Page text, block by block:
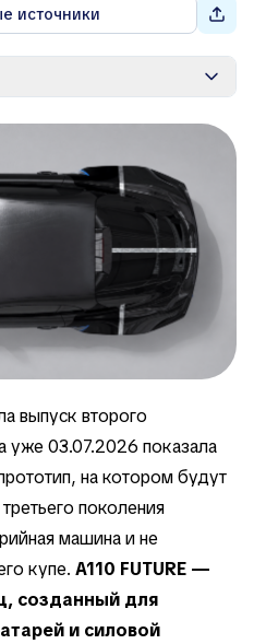
источники
выпуск второго
уже 03.07.2026 показала
на котором будут
поколения
машина и не
купе. A110 FUTURE —
созданный для
и силовой